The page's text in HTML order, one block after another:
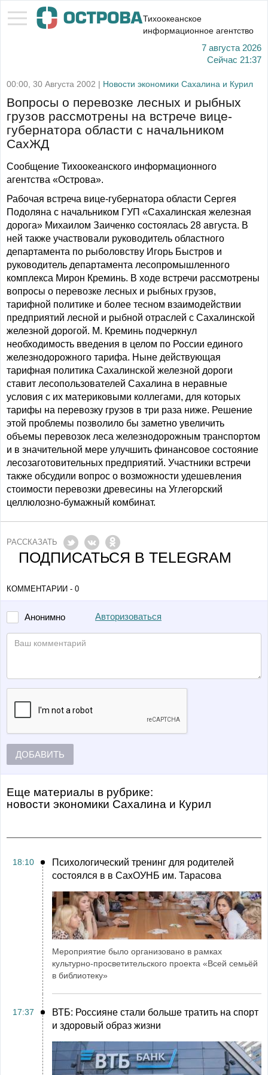
Тихоокеанское
информационное агентство
7 августа 2026
Сейчас 21:37
00:00, 30 Августа 2002 | Новости экономики Сахалина и Курил
Вопросы о перевозке лесных и рыбных
грузов рассмотрены на встрече вице-
губернатора области с начальником
СахЖД
Сообщение Тихоокеанского информационного
агентства «Острова».
Рабочая встреча вице-губернатора области Сергея
Подоляна с начальником ГУП «Сахалинская железная
дорога» Михаилом Заиченко состоялась 28 августа. В
ней также участвовали руководитель областного
департамента по рыболовству Игорь Быстров и
руководитель департамента лесопромышленного
комплекса Мирон Креминь. В ходе встречи рассмотрены
вопросы о перевозке лесных и рыбных грузов,
тарифной политике и более тесном взаимодействии
предприятий лесной и рыбной отраслей с Сахалинской
железной дорогой. М. Креминь подчеркнул
необходимость введения в целом по России единого
железнодорожного тарифа. Ныне действующая
тарифная политика Сахалинской железной дороги
ставит лесопользователей Сахалина в неравные
условия с их материковыми коллегами, для которых
тарифы на перевозку грузов в три раза ниже. Решение
этой проблемы позволило бы заметно увеличить
объемы перевозок леса железнодорожным транспортом
и в значительной мере улучшить финансовое состояние
лесозаготовительных предприятий. Участники встречи
также обсудили вопрос о возможности удешевления
стоимости перевозки древесины на Углегорский
целлюлозно-бумажный комбинат.
РАССКАЗАТЬ
ПОДПИСАТЬСЯ В TELEGRAM
КОММЕНТАРИИ - 0
Анонимно Авторизоваться
ДОБАВИТЬ
Еще материалы в рубрике:
Новости экономики Сахалина и Курил
18:10
Психологический тренинг для родителей
состоялся в в СахОУНБ им. Тарасова
Мероприятие было организовано в рамках
культурно-просветительского проекта «Всей семьёй
в библиотеку»
17:37
ВТБ: Россияне стали больше тратить на спорт
и здоровый образ жизни